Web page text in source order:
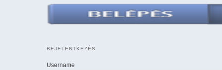
BEJELENTKEZÉS
Username